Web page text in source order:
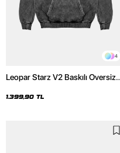
4
Leopar Starz V2 Baskılı Oversize
Hoodie
1.399,90 TL